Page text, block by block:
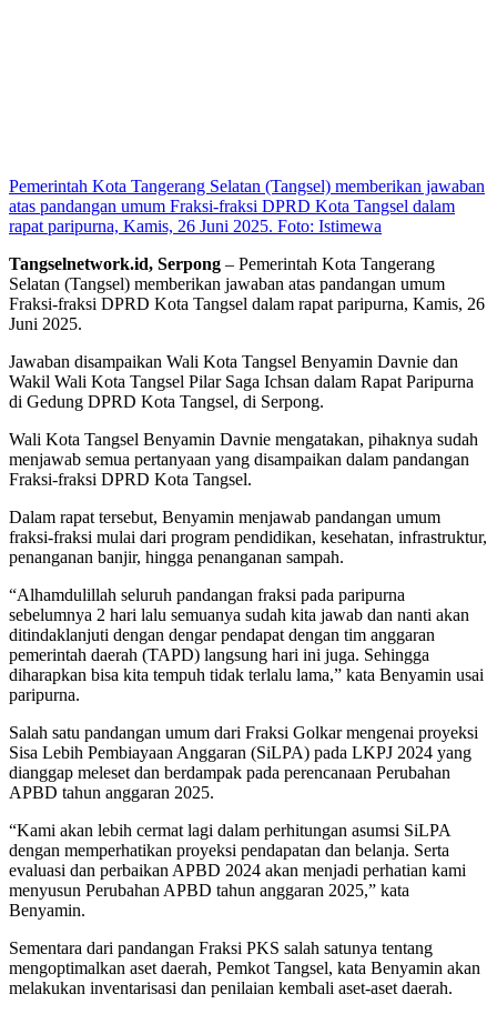
Pemerintah Kota Tangerang Selatan (Tangsel) memberikan jawaban
atas pandangan umum Fraksi-fraksi DPRD Kota Tangsel dalam
rapat paripurna, Kamis, 26 Juni 2025. Foto: Istimewa
Tangselnetwork.id, Serpong – Pemerintah Kota Tangerang
Selatan (Tangsel) memberikan jawaban atas pandangan umum
Fraksi-fraksi DPRD Kota Tangsel dalam rapat paripurna, Kamis, 26
Juni 2025.
Jawaban disampaikan Wali Kota Tangsel Benyamin Davnie dan
Wakil Wali Kota Tangsel Pilar Saga Ichsan dalam Rapat Paripurna
di Gedung DPRD Kota Tangsel, di Serpong.
Wali Kota Tangsel Benyamin Davnie mengatakan, pihaknya sudah
menjawab semua pertanyaan yang disampaikan dalam pandangan
Fraksi-fraksi DPRD Kota Tangsel.
Dalam rapat tersebut, Benyamin menjawab pandangan umum
fraksi-fraksi mulai dari program pendidikan, kesehatan, infrastruktur,
penanganan banjir, hingga penanganan sampah.
“Alhamdulillah seluruh pandangan fraksi pada paripurna
sebelumnya 2 hari lalu semuanya sudah kita jawab dan nanti akan
ditindaklanjuti dengan dengar pendapat dengan tim anggaran
pemerintah daerah (TAPD) langsung hari ini juga. Sehingga
diharapkan bisa kita tempuh tidak terlalu lama,” kata Benyamin usai
paripurna.
Salah satu pandangan umum dari Fraksi Golkar mengenai proyeksi
Sisa Lebih Pembiayaan Anggaran (SiLPA) pada LKPJ 2024 yang
dianggap meleset dan berdampak pada perencanaan Perubahan
APBD tahun anggaran 2025.
“Kami akan lebih cermat lagi dalam perhitungan asumsi SiLPA
dengan memperhatikan proyeksi pendapatan dan belanja. Serta
evaluasi dan perbaikan APBD 2024 akan menjadi perhatian kami
menyusun Perubahan APBD tahun anggaran 2025,” kata
Benyamin.
Sementara dari pandangan Fraksi PKS salah satunya tentang
mengoptimalkan aset daerah, Pemkot Tangsel, kata Benyamin akan
melakukan inventarisasi dan penilaian kembali aset-aset daerah.